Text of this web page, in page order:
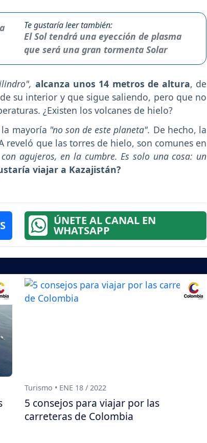
Te gustaría leer también:
El Sol tendrá una eyección de plasma
que será una gran tormenta Solar
alcanza unos 14 metros de altura, de
su interior y que sigue saliendo, pero que no
¿Existen los volcanes de hielo?
mayoría "no son de este planeta". De hecho, la
reveló que las torres de hielo, son comunes en
agujeros, en la cumbre. Es solo una cosa: un
viajar a Kazajistán?
ÚNETE AL CANAL EN
WHATSAPP
Turismo • ENE 18 / 2022
5 consejos para viajar por las
carreteras de Colombia